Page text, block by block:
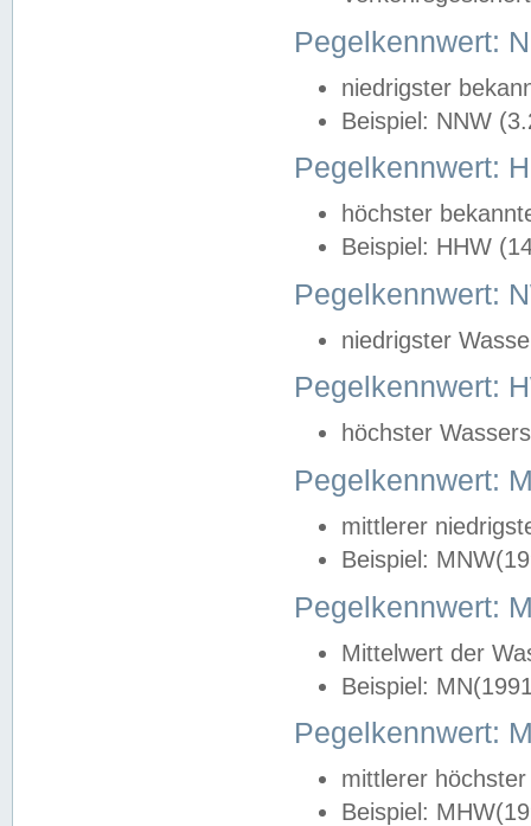
Pegelkennwert:
niedrigster
Beispiel: NNW
Pegelkennwert:
höchster
Beispiel: HHW
Pegelkennwert:
niedrigster
Pegelkennwert:
höchster
Pegelkennwert:
mittlerer
Beispiel:
Pegelkennwert:
Mittelwert der
Beispiel:
Pegelkennwert:
mittlerer
Beispiel: